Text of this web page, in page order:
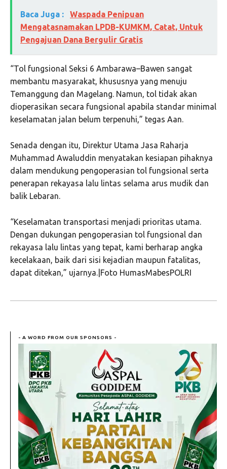
Baca Juga :
Waspada Penipuan
Mengatasnamakan LPDB-KUMKM, Catat, Untuk
Pengajuan Dana Bergulir Gratis
“Tol fungsional Seksi 6 Ambarawa–Bawen sangat
membantu masyarakat, khususnya yang menuju
Temanggung dan Magelang. Namun, tol tidak akan
dioperasikan secara fungsional apabila standar minimal
keselamatan jalan belum terpenuhi,” tegas Aan.
Senada dengan itu, Direktur Utama Jasa Raharja
Muhammad Awaluddin menyatakan kesiapan pihaknya
dalam mendukung pengoperasian tol fungsional serta
penerapan rekayasa lalu lintas selama arus mudik dan
balik Lebaran.
“Keselamatan transportasi menjadi prioritas utama.
Dengan dukungan pengoperasian tol fungsional dan
rekayasa lalu lintas yang tepat, kami berharap angka
kecelakaan, baik dari sisi kejadian maupun fatalitas,
dapat ditekan,” ujarnya.|Foto HumasMabesPOLRI
- A WORD FROM OUR SPONSORS -